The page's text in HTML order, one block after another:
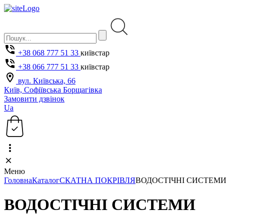
+38 068 777 51 33 київстар
+38 066 777 51 33 київстар
вул. Київська, 66
Київ, Софіївська Борщагівка
Замовити дзвінок
Ua
Меню
ГоловнаКаталогСКАТНА ПОКРІВЛЯВОДОСТІЧНІ СИСТЕМИ
ВОДОСТІЧНІ СИСТЕМИ